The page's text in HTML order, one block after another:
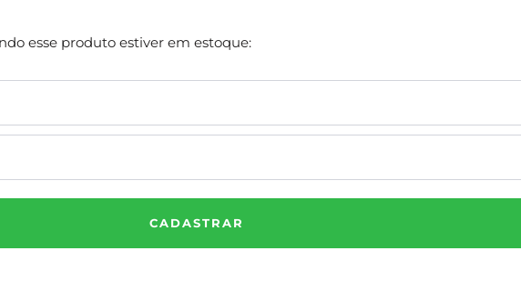
esse produto estiver em estoque:
CADASTRAR